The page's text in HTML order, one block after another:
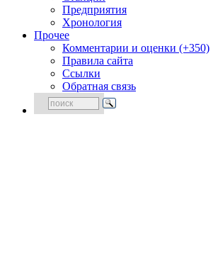
Предприятия
Хронология
Прочее
Комментарии и оценки (+350)
Правила сайта
Ссылки
Обратная связь